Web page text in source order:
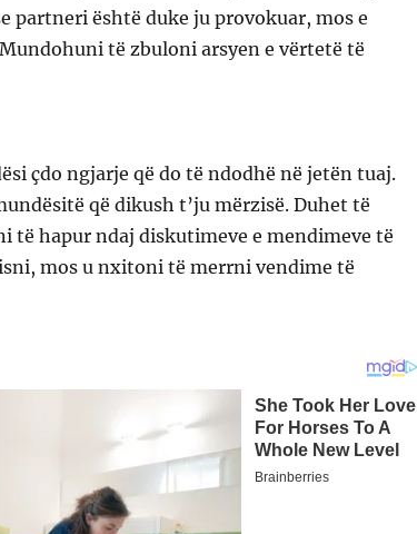
partneri është duke ju provokuar, mos e
të zbuloni arsyen e vërtetë të
çdo ngjarje që do të ndodhë në jetën tuaj.
që dikush t’ju mërzisë. Duhet të
të hapur ndaj diskutimeve e mendimeve të
mos u nxitoni të merrni vendime të